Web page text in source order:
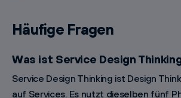
Häufige Fragen
Was ist Service Design
Service Design Thinking ist Design
auf Services. Es nutzt dieselben fünf